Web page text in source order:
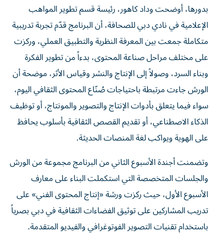
بدورها، أوضحت وداد كاهور، رئيسة قسم تطوير المواهب
الإعلامية في نادي دبي للصحافة، أن البرنامج قدّم تجربة تدريبية
متكاملة جمعت بين المعرفة النظرية والتطبيق العملي، وركزت
على مختلف مراحل صناعة المحتوى، بدءاً من تطوير الفكرة
وبناء السرد، وصولاً إلى الإنتاج والنشر وقياس الأثر، موضحة أن
الورش جاءت مرتبطة باحتياجات صُنّاع المحتوى الثقافي اليوم،
سواء فيما يتعلق بأدوات الإنتاج والتصوير والمونتاج، أو توظيف
الذكاء الاصطناعي، أو تقديم القصص الثقافية بأسلوب يحافظ
على الهوية ويواكب لغة المنصات الحديثة.
وتضمنت أجندة الأسبوع الثاني من البرنامج مجموعة من الورش
والجلسات المتخصصة التي استكملت البناء على معارف
الأسبوع الأول، حيث ركزت ورشة «إنتاج المحتوى الفني» على
تدريب المشاركين على توثيق الفضاءات الثقافية في دبي بصرياً
باستخدام تقنيات التصوير الفوتوغرافي والفيديو المتقدمة.